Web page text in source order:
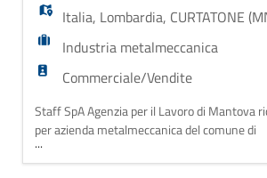
PT
Italia, Lombardia, CURTATONE
Industria metalmeccanica
Commerciale/Vendite
Staff SpA Agenzia per il Lavoro di Mantova
per azienda metalmeccanica del comune di
Curtatone (MN) IMPIEGATO/A
richiede esperienza nel ruolo commerciale,
...